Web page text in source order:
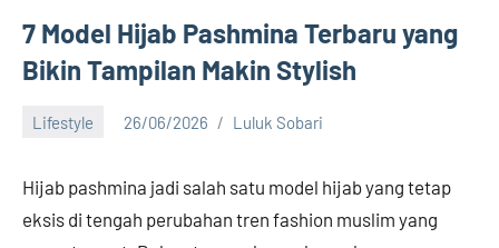
7 Model Hijab Pashmina Terbaru yang
Bikin Tampilan Makin Stylish
Lifestyle 26/06/2026 Luluk Sobari
Hijab pashmina jadi salah satu model hijab yang tetap
eksis di tengah perubahan tren fashion muslim yang